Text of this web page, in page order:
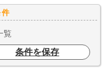
覧
条件を保存